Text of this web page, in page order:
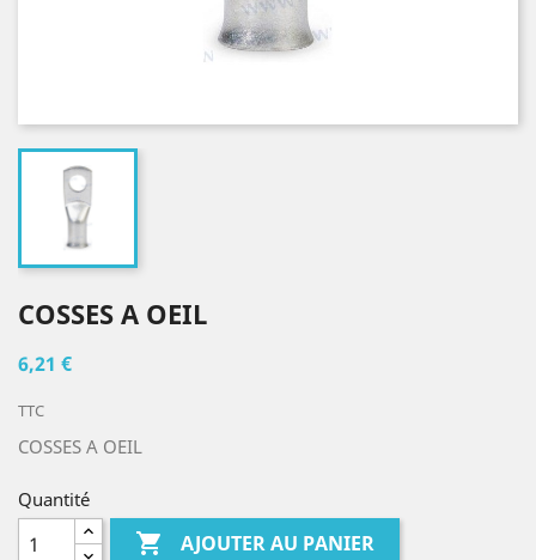
COSSES A OEIL
6,21 €
TTC
COSSES A OEIL
Quantité
 AJOUTER AU PANIER